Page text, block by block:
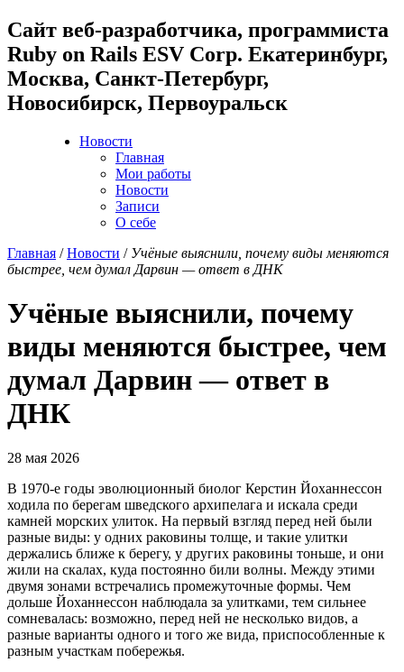
Cайт веб-разработчика, программиста
Ruby on Rails ESV Corp. Екатеринбург,
Москва, Санкт-Петербург,
Новосибирск, Первоуральск
Новости
Главная
Мои работы
Новости
Записи
О себе
Главная /Новости / Учёные выяснили, почему виды меняются
быстрее, чем думал Дарвин — ответ в ДНК
Учёные выяснили, почему
виды меняются быстрее, чем
думал Дарвин — ответ в
ДНК
28 мая 2026
В 1970-е годы эволюционный биолог Керстин Йоханнессон
ходила по берегам шведского архипелага и искала среди
камней морских улиток. На первый взгляд перед ней были
разные виды: у одних раковины толще, и такие улитки
держались ближе к берегу, у других раковины тоньше, и они
жили на скалах, куда постоянно били волны. Между этими
двумя зонами встречались промежуточные формы. Чем
дольше Йоханнессон наблюдала за улитками, тем сильнее
сомневалась: возможно, перед ней не несколько видов, а
разные варианты одного и того же вида, приспособленные к
разным участкам побережья.